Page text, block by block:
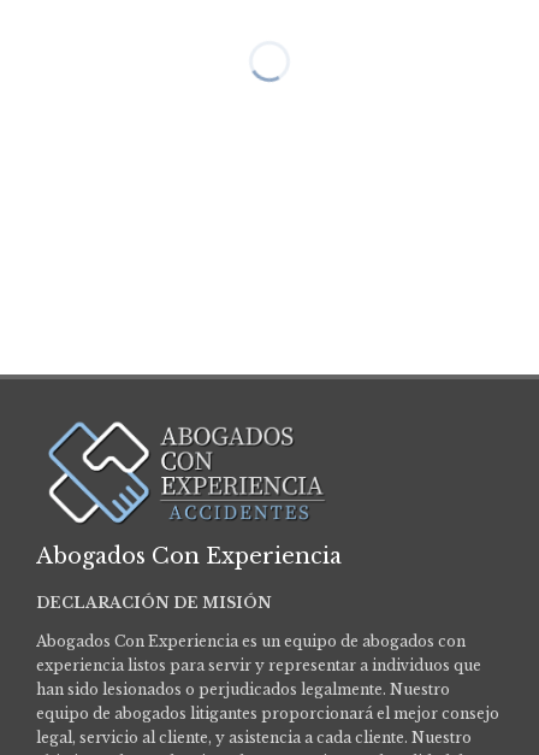
Abogados Con Experiencia
DECLARACIÓN DE MISIÓN
Abogados Con Experiencia es un equipo de abogados con
experiencia listos para servir y representar a individuos que
han sido lesionados o perjudicados legalmente. Nuestro
equipo de abogados litigantes proporcionará el mejor consejo
legal, servicio al cliente, y asistencia a cada cliente. Nuestro